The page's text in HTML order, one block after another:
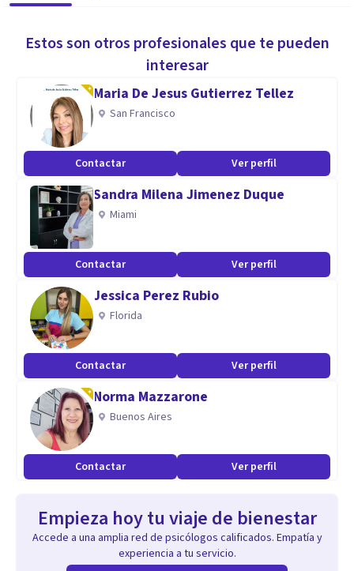
Estos son otros profesionales que te pueden
interesar
Maria De Jesus Gutierrez Tellez
San Francisco
Contactar Ver perfil
Sandra Milena Jimenez Duque
Miami
Contactar Ver perfil
Jessica Perez Rubio
Florida
Contactar Ver perfil
Norma Mazzarone
Buenos Aires
Contactar Ver perfil
Empieza hoy tu viaje de bienestar
Accede a una amplia red de psicólogos calificados. Empatía y
experiencia a tu servicio.